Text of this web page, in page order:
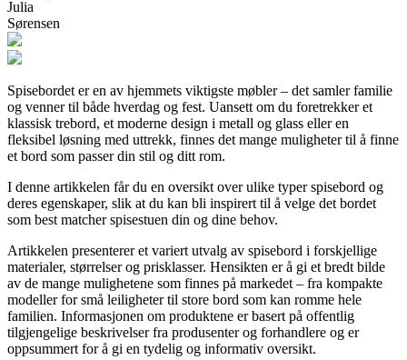
Julia
Sørensen
Spisebordet er en av hjemmets viktigste møbler – det samler familie
og venner til både hverdag og fest. Uansett om du foretrekker et
klassisk trebord, et moderne design i metall og glass eller en
fleksibel løsning med uttrekk, finnes det mange muligheter til å finne
et bord som passer din stil og ditt rom.
I denne artikkelen får du en oversikt over ulike typer spisebord og
deres egenskaper, slik at du kan bli inspirert til å velge det bordet
som best matcher spisestuen din og dine behov.
Artikkelen presenterer et variert utvalg av spisebord i forskjellige
materialer, størrelser og prisklasser. Hensikten er å gi et bredt bilde
av de mange mulighetene som finnes på markedet – fra kompakte
modeller for små leiligheter til store bord som kan romme hele
familien. Informasjonen om produktene er basert på offentlig
tilgjengelige beskrivelser fra produsenter og forhandlere og er
oppsummert for å gi en tydelig og informativ oversikt.